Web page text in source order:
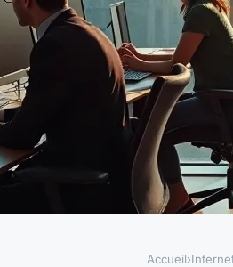
Accueil›